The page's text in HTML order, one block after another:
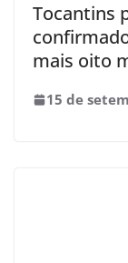
Tocantins
mais oito
15 de